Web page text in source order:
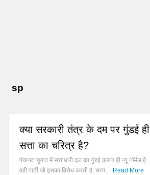
sp
क्या सरकारी तंत्र के दम पर गुंडई ही
सत्ता का चरित्र है?
पंचायत चुनाव में सत्ताधारी दल का गुंडई करना ही न्यू नॉर्मल है.
वही पार्टी जो इसका विरोध करती है, सत्ता… Read More